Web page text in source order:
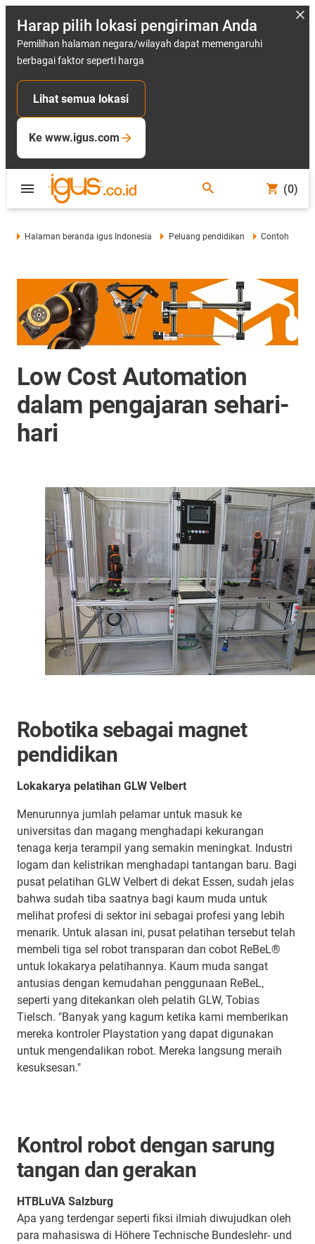
Harap pilih lokasi pengiriman Anda
Pemilihan halaman negara/wilayah dapat memengaruhi
berbagai faktor seperti harga
Lihat semua lokasi
Ke www.igus.com
(0)
Halaman beranda igus Indonesia Peluang pendidikan Contoh
Low Cost Automation
dalam pengajaran sehari-
hari
Robotika sebagai magnet
pendidikan
Lokakarya pelatihan GLW Velbert
Menurunnya jumlah pelamar untuk masuk ke
universitas dan magang menghadapi kekurangan
tenaga kerja terampil yang semakin meningkat. Industri
logam dan kelistrikan menghadapi tantangan baru. Bagi
pusat pelatihan GLW Velbert di dekat Essen, sudah jelas
bahwa sudah tiba saatnya bagi kaum muda untuk
melihat profesi di sektor ini sebagai profesi yang lebih
menarik. Untuk alasan ini, pusat pelatihan tersebut telah
membeli tiga sel robot transparan dan cobot ReBeL®
untuk lokakarya pelatihannya. Kaum muda sangat
antusias dengan kemudahan penggunaan ReBeL,
seperti yang ditekankan oleh pelatih GLW, Tobias
Tielsch. "Banyak yang kagum ketika kami memberikan
mereka kontroler Playstation yang dapat digunakan
untuk mengendalikan robot. Mereka langsung meraih
kesuksesan."
Kontrol robot dengan sarung
tangan dan gerakan
HTBLuVA Salzburg
Apa yang terdengar seperti fiksi ilmiah diwujudkan oleh
para mahasiswa di Höhere Technische Bundeslehr- und